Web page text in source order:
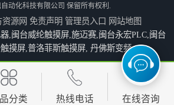
永宏7寸触摸屏HF070L-00
动化科技有限公司 保留所有权利.
资源网 免责声明 管理员入口 网站地图
,闽台威纶触摸屏,施迈赛,闽台永宏PLC,闽台
摸屏,普洛菲斯触摸屏, 丹佛斯变频
分类 热线电话 在线咨询